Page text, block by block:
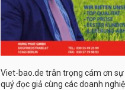
Viet-bao.de trân trọng cám ơn sự
quý đọc giả cùng các doanh